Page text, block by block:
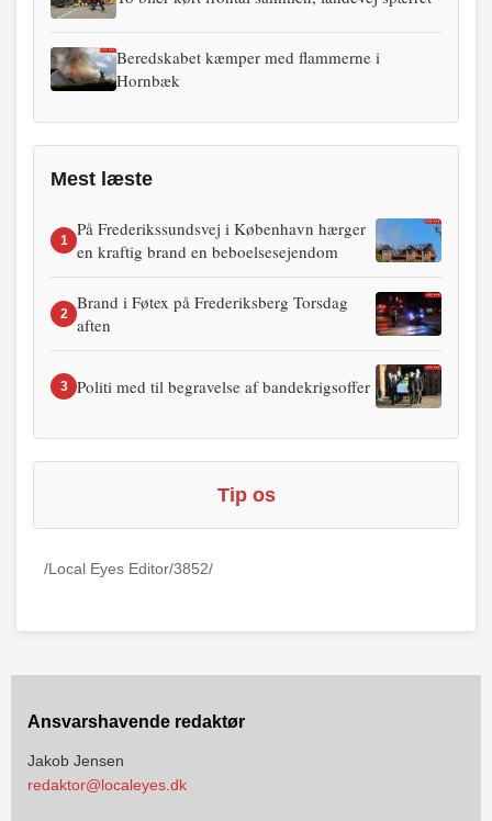
Beredskabet kæmper med flammerne i
Hornbæk
Mest læste
1
På Frederikssundsvej i København hærger
en kraftig brand en beboelsesejendom
2
Brand i Føtex på Frederiksberg Torsdag
aften
3 Politi med til begravelse af bandekrigsoffer
Tip os
/Local Eyes Editor/3852/
Ansvarshavende redaktør
Jakob Jensen
redaktor@localeyes.dk